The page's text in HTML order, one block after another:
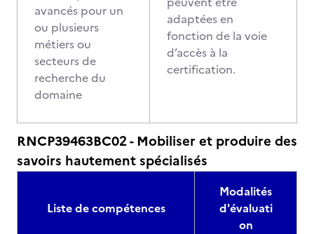
avancés pour un
ou plusieurs
métiers ou
secteurs de
recherche du
domaine
adaptées en
fonction de la voie
d’accès à la
certification.
RNCP39463BC02 - Mobiliser et produire des
savoirs hautement spécialisés
Liste de compétences
Modalités
d'évaluati
on